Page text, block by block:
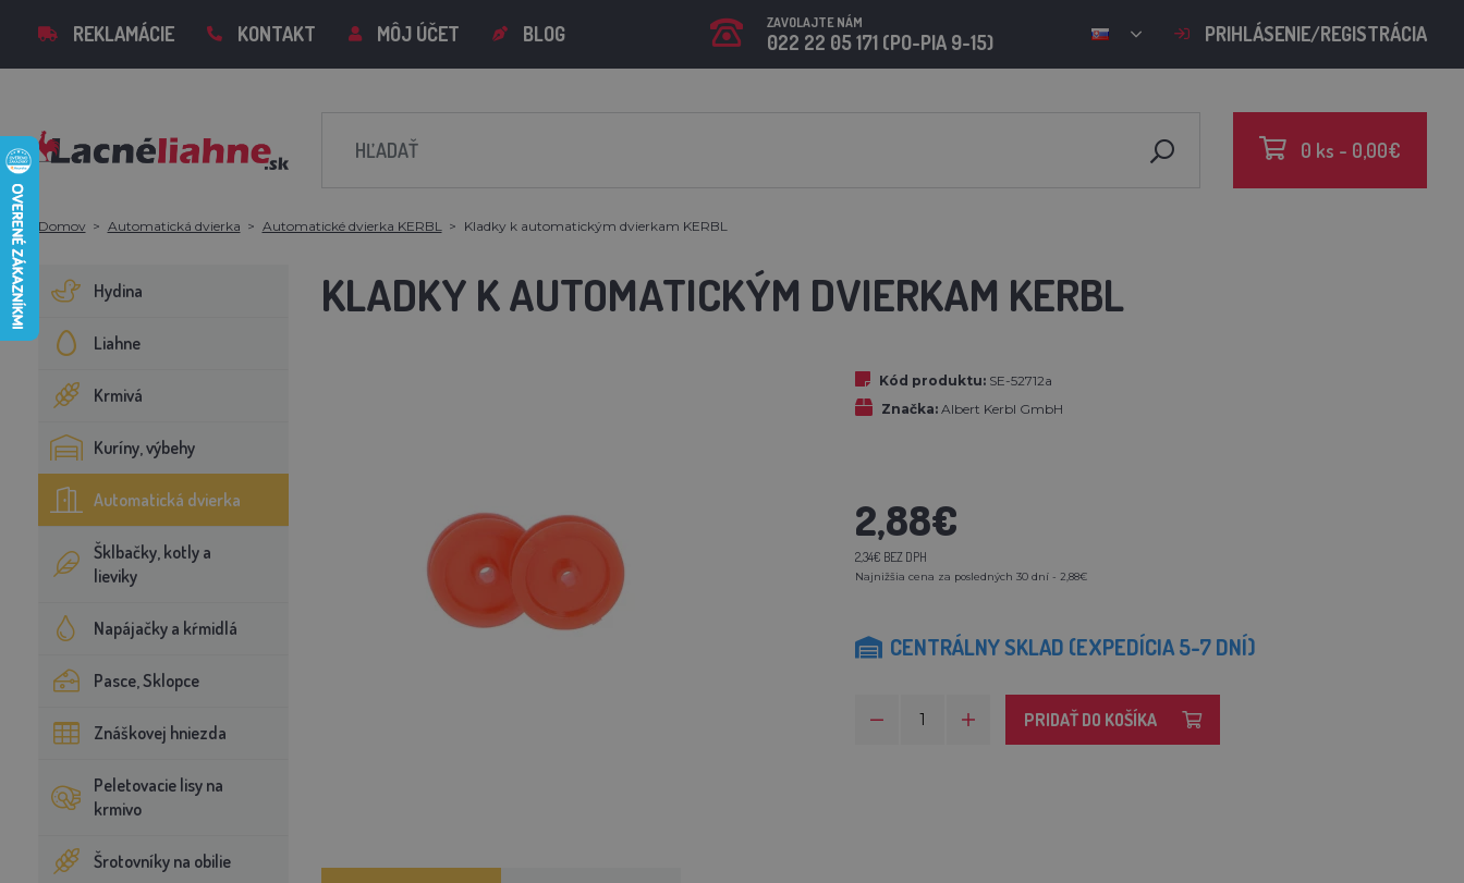
REKLAMÁCIE KONTAKT MÔJ ÚČET BLOG ZAVOLAJTE NÁM
022 22 05 171 (PO-PIA 9-15) PRIHLÁSENIE/REGISTRÁCIA
0 ks - 0,00€
Domov Automatická dvierka Automatické dvierka KERBL Kladky k automatickým dvierkam KERBL
Hydina
Liahne
Krmivá
Kuríny, výbehy
Automatická dvierka
Šklbačky, kotly a
lieviky
Napájačky a kŕmidlá
Pasce, Sklopce
Znáškovej hniezda
Peletovacie lisy na
krmivo
Šrotovníky na obilie
KLADKY K AUTOMATICKÝM DVIERKAM KERBL
Kód produktu: SE-52712a
Značka: Albert Kerbl GmbH
2,88€
2,34€ BEZ DPH
Najnižšia cena za posledných 30 dní - 2,88€
CENTRÁLNY SKLAD (EXPEDÍCIA 5-7 DNÍ)
PRIDAŤ DO KOŠÍKA